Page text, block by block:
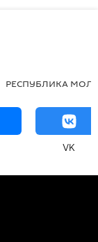
РЕСПУБЛИКА
VK